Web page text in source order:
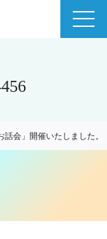
話会」開催いたしました。